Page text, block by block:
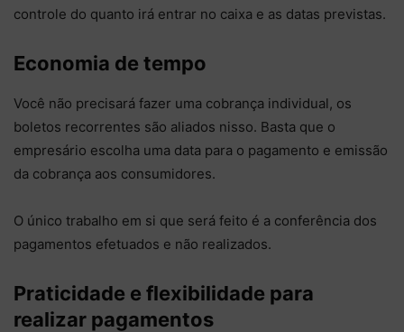
controle do quanto irá entrar no caixa e as datas previstas.
Economia de tempo
Você não precisará fazer uma cobrança individual, os
boletos recorrentes são aliados nisso. Basta que o
empresário escolha uma data para o pagamento e emissão
da cobrança aos consumidores.
O único trabalho em si que será feito é a conferência dos
pagamentos efetuados e não realizados.
Praticidade e flexibilidade para
realizar pagamentos